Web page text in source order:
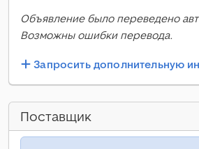
Объявление было переведено
Возможны ошибки перевода.
Запросить дополнительную
Поставщик